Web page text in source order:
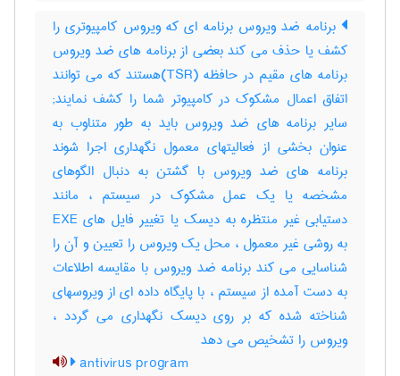
برنامه ضد ویروس برنامه ای که ویروس کامپیوتری را
کشف یا حذف می کند بعضی از برنامه های ضد ویروس
برنامه های مقیم در حافظه (TSR)هستند که می توانند
اتفاق اعمال مشکوک در کامپیوتر شما را کشف نمایند;
سایر برنامه های ضد ویروس باید به طور متناوب به
عنوان بخشی از فعالیتهای معمول نگهداری اجرا شوند
برنامه های ضد ویروس با گشتن به دنبال الگوهای
مشخصه یا یک عمل مشکوک در سیستم ، مانند
دستیابی غیر منتظره به دیسک یا تغییر فایل های EXE
به روشی غیر معمول ، محل یک ویروس را تعیین و آن را
شناسایی می کند برنامه ضد ویروس با مقایسه اطلاعات
به دست آمده از سیستم ، با پایگاه داده ای از ویروسهای
شناخته شده که بر روی دیسک نگهداری می گردد ،
ویروس را تشخیص می دهد
antivirus program